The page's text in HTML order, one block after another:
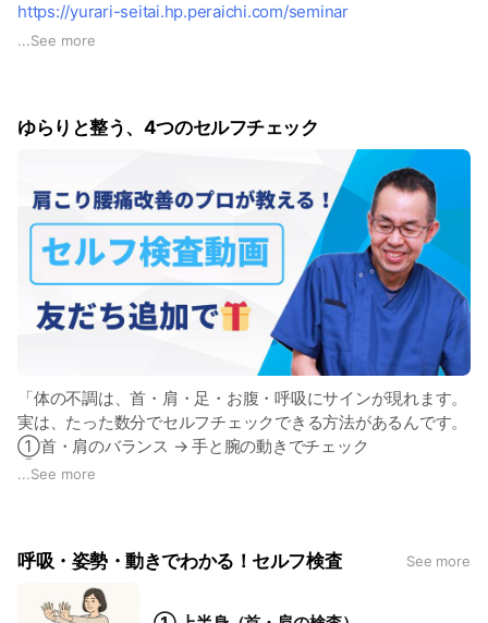
https://yurari-seitai.hp.peraichi.com/seminar
なんとなく整体院に通っているけど、本当にここでいいのか不
...See more
ゆらりと整う、4つのセルフチェック
「体の不調は、首・肩・足・お腹・呼吸にサインが現れます。
実は、たった数分でセルフチェックできる方法があるんです。
①首・肩のバランス → 手と腕の動きでチェック
②下半身のゆがみ → 足を前に伸ばす動きでチェック
＼LINE登録者限定／
詳しいセルフ検査動画を特典としてお届けしています。
今すぐ【友だち追加】してチェックしてください。
...See more
呼吸・姿勢・動きでわかる！セルフ検査 See more